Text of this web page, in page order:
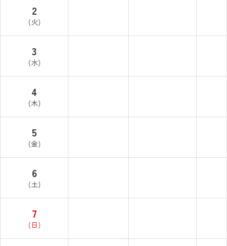
2
(火)
3
(水)
4
(木)
5
(金)
6
(土)
7
(日)